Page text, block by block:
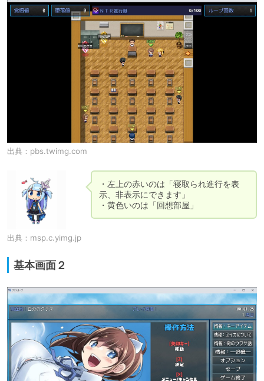
出典： pbs.twimg.com
出典： msp.c.yimg.jp
・左上の赤いのは「寝取られ進行を表
示、非表示にできます」
基本画面２